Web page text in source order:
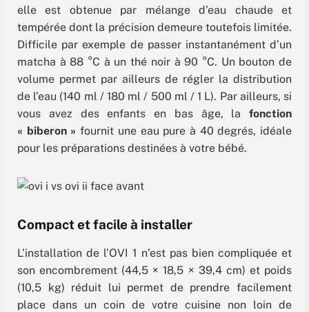
elle est obtenue par mélange d’eau chaude et
tempérée dont la précision demeure toutefois limitée.
Difficile par exemple de passer instantanément d’un
matcha à 88 °C à un thé noir à 90 °C. Un bouton de
volume permet par ailleurs de régler la distribution
de l’eau (140 ml / 180 ml / 500 ml / 1 L). Par ailleurs, si
vous avez des enfants en bas âge, la fonction
« biberon » fournit une eau pure à 40 degrés, idéale
pour les préparations destinées à votre bébé.
Compact et facile à installer
L’installation de l’OVI 1 n’est pas bien compliquée et
son encombrement (44,5 × 18,5 × 39,4 cm) et poids
(10,5 kg) réduit lui permet de prendre facilement
place dans un coin de votre cuisine non loin de